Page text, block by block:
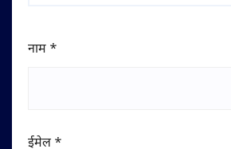
नाम *
ईमेल *